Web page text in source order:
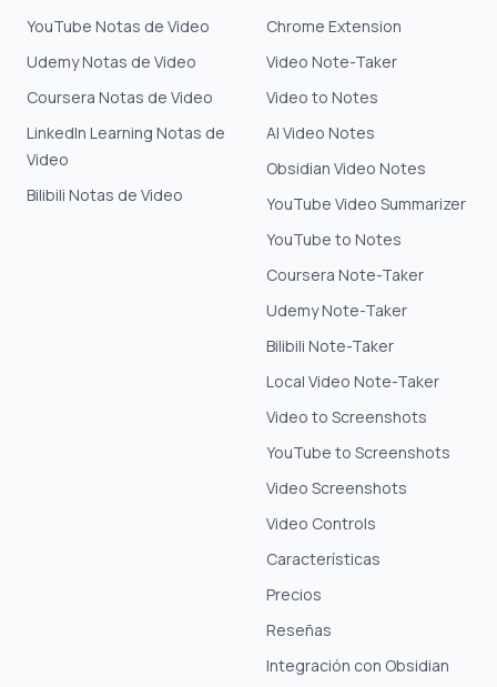
YouTube Notas de Video
Udemy Notas de Video
Coursera Notas de Video
LinkedIn Learning Notas de
Video
Bilibili Notas de Video
Chrome Extension
Video Note-Taker
Video to Notes
AI Video Notes
Obsidian Video Notes
YouTube Video Summarizer
YouTube to Notes
Coursera Note-Taker
Udemy Note-Taker
Bilibili Note-Taker
Local Video Note-Taker
Video to Screenshots
YouTube to Screenshots
Video Screenshots
Video Controls
Características
Precios
Reseñas
Integración con Obsidian